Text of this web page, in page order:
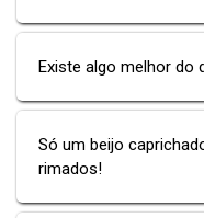
Existe algo melhor do
Só um beijo
rimados!